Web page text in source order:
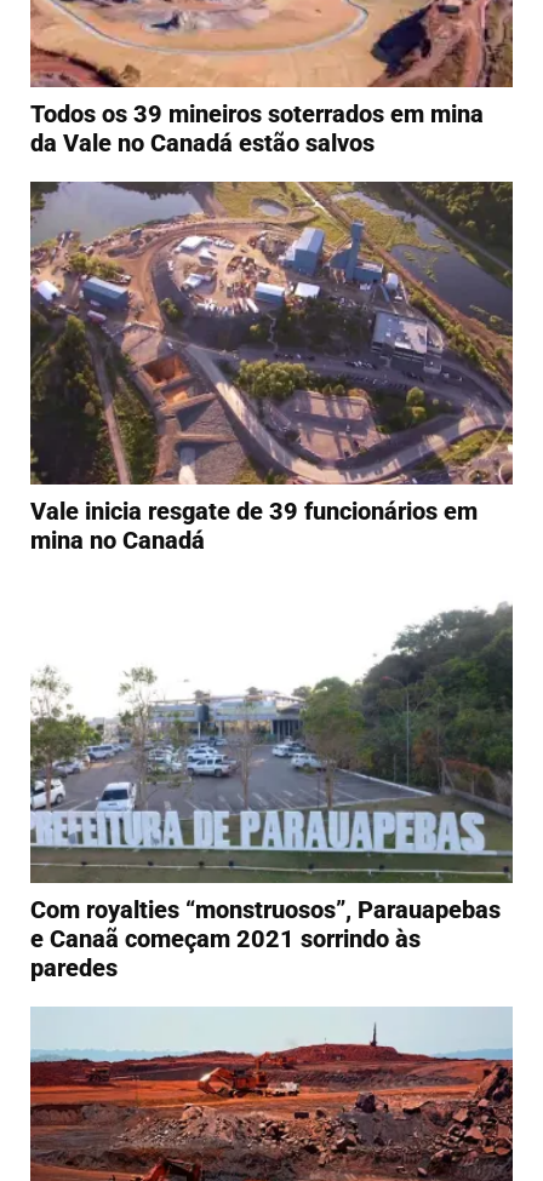
Todos os 39 mineiros soterrados em mina
da Vale no Canadá estão salvos
Vale inicia resgate de 39 funcionários em
mina no Canadá
Com royalties “monstruosos”, Parauapebas
e Canaã começam 2021 sorrindo às
paredes